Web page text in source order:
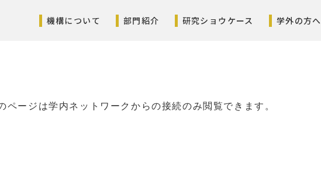
機構について 部門紹介 研究ショウケース 学外の方へ
ページは学内ネットワークからの接続のみ閲覧できます。